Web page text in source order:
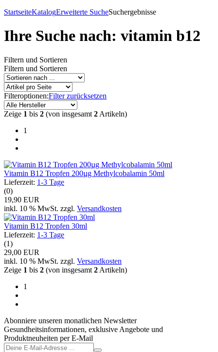
StartseiteKatalogErweiterte SucheSuchergebnisse
Ihre Suche nach: vitamin b12
Filtern und Sortieren
Filtern und Sortieren
Filteroptionen:Filter zurücksetzen
Zeige 1 bis 2 (von insgesamt 2 Artikeln)
1
Vitamin B12 Tropfen 200µg Methylcobalamin 50ml
Lieferzeit: 1-3 Tage
(0)
19,90 EUR
inkl. 10 % MwSt. zzgl. Versandkosten
Vitamin B12 Tropfen 30ml
Lieferzeit: 1-3 Tage
(1)
29,00 EUR
inkl. 10 % MwSt. zzgl. Versandkosten
Zeige 1 bis 2 (von insgesamt 2 Artikeln)
1
Abonniere unseren monatlichen Newsletter
Gesundheitsinformationen, exklusive Angebote und
Produktneuheiten per E-Mail